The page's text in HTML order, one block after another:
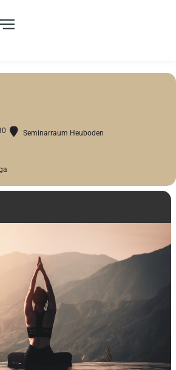
Seminarraum Heuboden